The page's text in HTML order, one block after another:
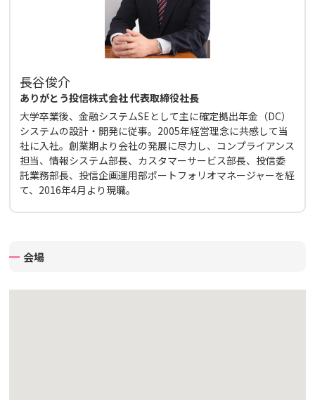
長谷俊介
ありがとう投信株式会社 代表取締役社長
大学卒業後、金融システムSEとして主に確定拠出年金（DC）
システムの設計・開発に従事。2005年経営理念に共感して当
社に入社。創業期より会社の発展に尽力し、コンプライアンス
担当、情報システム部長、カスタマーサービス部長、投信委
託業務部長、投信企画運用部ポートフォリオマネージャーを経
て、2016年4月より現職。
会場